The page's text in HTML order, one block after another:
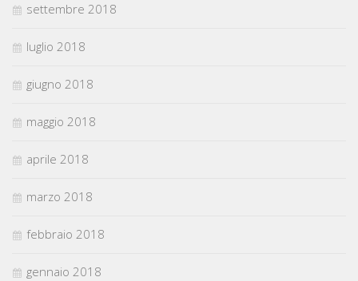
settembre 2018
luglio 2018
giugno 2018
maggio 2018
aprile 2018
marzo 2018
febbraio 2018
gennaio 2018